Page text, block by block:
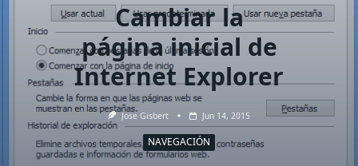
Cambiar la
página inicial de
Internet Explorer
Jose Gisbert Jun 14, 2015
NAVEGACIÓN